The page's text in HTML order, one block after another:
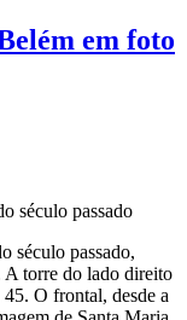
em foto
século passado,
A torre do lado direito
O frontal, desde a